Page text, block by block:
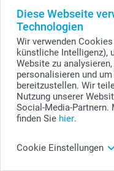
Diese Webseite
Technologien
Wir verwenden
künstliche Intelligenz),
Website zu
personalisieren und
bereitzustellen. Wir
Nutzung unserer
Social-Media-Partnern.
finden Sie hier.
Cookie Einstellungen
- Nederland - Norge -
Switzerland - Suomi
Other Countries
Alle Preise verstehen sich in